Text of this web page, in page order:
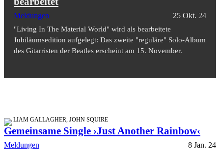
Meldungen 25 Okt. 24
"Living In The Material World" wird als bearbeitete
Jubiläumsedition aufgelegt: Das zweite "reguläre" Solo-Album
des Gitarristen der Beatles erscheint am 15. November.
LIAM GALLAGHER, JOHN SQUIRE
Gemeinsame Single ›Just Another Rainbow‹
Meldungen 8 Jan. 24